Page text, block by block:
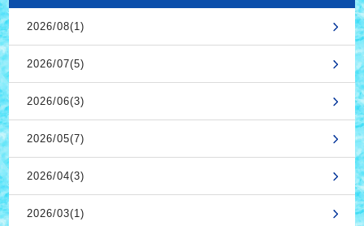
2026/08(1)
2026/07(5)
2026/06(3)
2026/05(7)
2026/04(3)
2026/03(1)